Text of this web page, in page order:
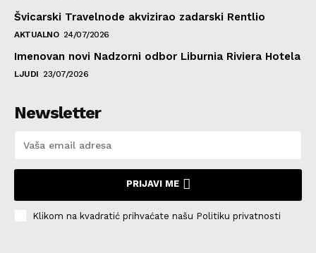
Švicarski Travelnode akvizirao zadarski Rentlio
AKTUALNO 24/07/2026
Imenovan novi Nadzorni odbor Liburnia Riviera Hotela
LJUDI 23/07/2026
Newsletter
PRIJAVI ME
Klikom na kvadratić prihvaćate našu Politiku privatnosti